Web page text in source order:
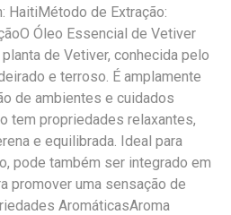
HaitiMétodo de Extração:
Óleo Essencial de Vetiver
de Vetiver, conhecida pelo
e terroso. É amplamente
de ambientes e cuidados
tem propriedades relaxantes,
e equilibrada. Ideal para
pode também ser integrado em
promover uma sensação de
AromáticasAroma